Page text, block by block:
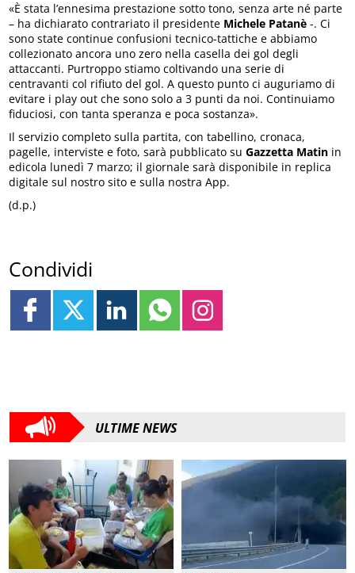
«È stata l’ennesima prestazione sotto tono, senza arte né parte
– ha dichiarato contrariato il presidente Michele Patanè -. Ci
sono state continue confusioni tecnico-tattiche e abbiamo
collezionato ancora uno zero nella casella dei gol degli
attaccanti. Purtroppo stiamo coltivando una serie di
centravanti col rifiuto del gol. A questo punto ci auguriamo di
evitare i play out che sono solo a 3 punti da noi. Continuiamo
fiduciosi, con tanta speranza e poca sostanza».
Il servizio completo sulla partita, con tabellino, cronaca,
pagelle, interviste e foto, sarà pubblicato suGazzetta Matin in
edicola lunedì 7 marzo; il giornale sarà disponibile in replica
digitale sul nostro sito e sulla nostra App.
(d.p.)
Condividi
ULTIME NEWS